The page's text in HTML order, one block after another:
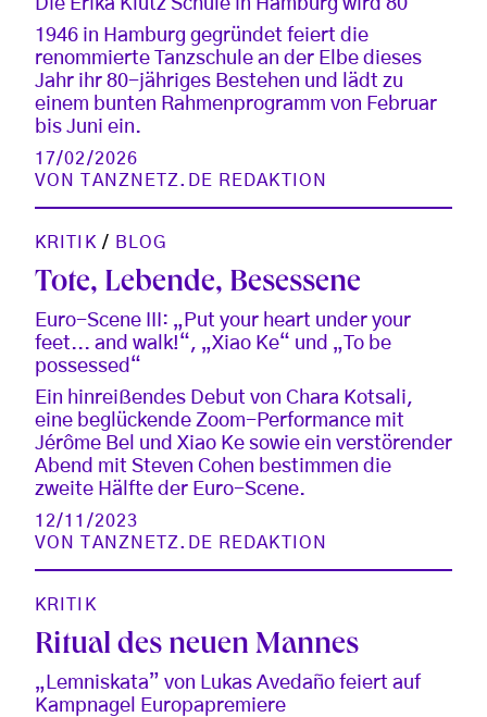
Die Erika Klütz Schule in Hamburg wird 80
1946 in Hamburg gegründet feiert die
renommierte Tanzschule an der Elbe dieses
Jahr ihr 80-jähriges Bestehen und lädt zu
einem bunten Rahmenprogramm von Februar
bis Juni ein.
17/02/2026
VON
TANZNETZ.DE REDAKTION
KRITIK / BLOG
Tote, Lebende, Besessene
Euro-Scene III: „Put your heart under your
feet... and walk!“, „Xiao Ke“ und „To be
possessed“
Ein hinreißendes Debut von Chara Kotsali,
eine beglückende Zoom-Performance mit
Jérôme Bel und Xiao Ke sowie ein verstörender
Abend mit Steven Cohen bestimmen die
zweite Hälfte der Euro-Scene.
12/11/2023
VON
TANZNETZ.DE REDAKTION
KRITIK
Ritual des neuen Mannes
„Lemniskata” von Lukas Avedaño feiert auf
Kampnagel Europapremiere